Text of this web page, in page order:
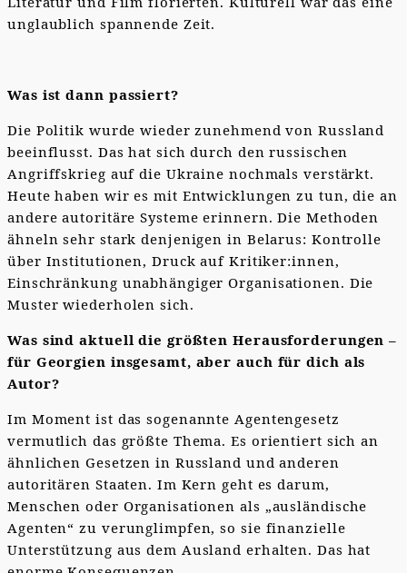
unglaublich spannende Zeit.
Was ist dann passiert?
Die Politik wurde wieder zunehmend von Russland
beeinflusst. Das hat sich durch den russischen
Angriffskrieg auf die Ukraine nochmals verstärkt.
Heute haben wir es mit Entwicklungen zu tun, die an
andere autoritäre Systeme erinnern. Die Methoden
ähneln sehr stark denjenigen in Belarus: Kontrolle
über Institutionen, Druck auf Kritiker:innen,
Einschränkung unabhängiger Organisationen. Die
Muster wiederholen sich.
Was sind aktuell die größten Herausforderungen –
für Georgien insgesamt, aber auch für dich als
Autor?
Im Moment ist das sogenannte Agentengesetz
vermutlich das größte Thema. Es orientiert sich an
ähnlichen Gesetzen in Russland und anderen
autoritären Staaten. Im Kern geht es darum,
Menschen oder Organisationen als „ausländische
Agenten“ zu verunglimpfen, so sie finanzielle
Unterstützung aus dem Ausland erhalten. Das hat